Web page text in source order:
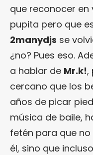
que reconocer
pupita pero que
2manydjs se
¿no? Pues eso.
a hablar de Mr.k!,
cercano que los
años de picar
música de baile,
fetén para que
él, sino que